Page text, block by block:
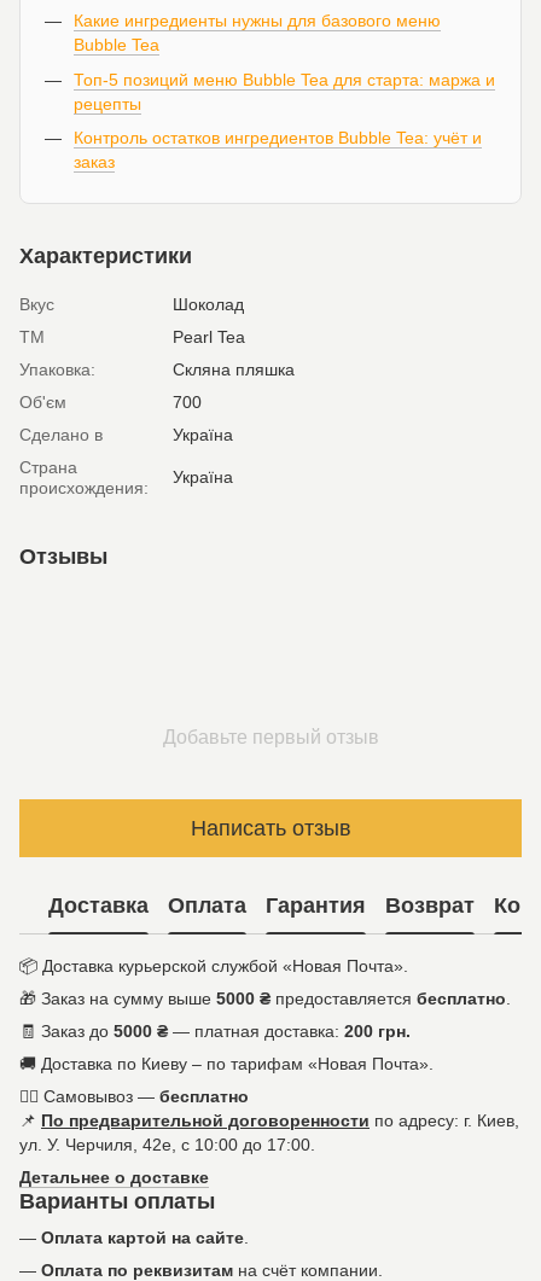
Какие ингредиенты нужны для базового меню
Bubble Tea
Топ-5 позиций меню Bubble Tea для старта: маржа и
рецепты
Контроль остатков ингредиентов Bubble Tea: учёт и
заказ
Характеристики
Вкус
Шоколад
ТМ
Pearl Tea
Упаковка:
Скляна пляшка
Об'єм
700
Сделано в
Україна
Страна
происхождения:
Україна
Отзывы
Добавьте первый отзыв
Написать отзыв
Доставка Оплата Гарантия Возврат
📦 Доставка курьерской службой «Новая Почта».
🎁 Заказ на сумму выше 5000 ₴ предоставляется бесплатно.
🧾 Заказ до 5000 ₴ — платная доставка: 200 грн.
🚚 Доставка по Киеву – по тарифам «Новая Почта».
🚶‍♀️ Самовывоз — бесплатно
📌 По предварительной договоренности по адресу: г. Киев,
ул. У. Черчиля, 42е, с 10:00 до 17:00.
Детальнее о доставке
Варианты оплаты
— Оплата картой на сайте
— Оплата по реквизитам на счёт компании.